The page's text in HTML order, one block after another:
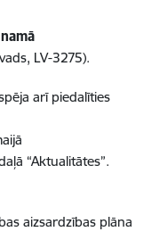
LV-3275).
arī piedalīties
“Aktualitātes”.
aizsardzības plāna